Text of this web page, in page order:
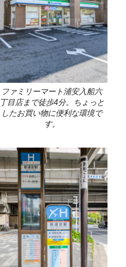
ファミリーマート浦安入船六
丁目店まで徒歩4分。ちょっと
したお買い物に便利な環境で
す。